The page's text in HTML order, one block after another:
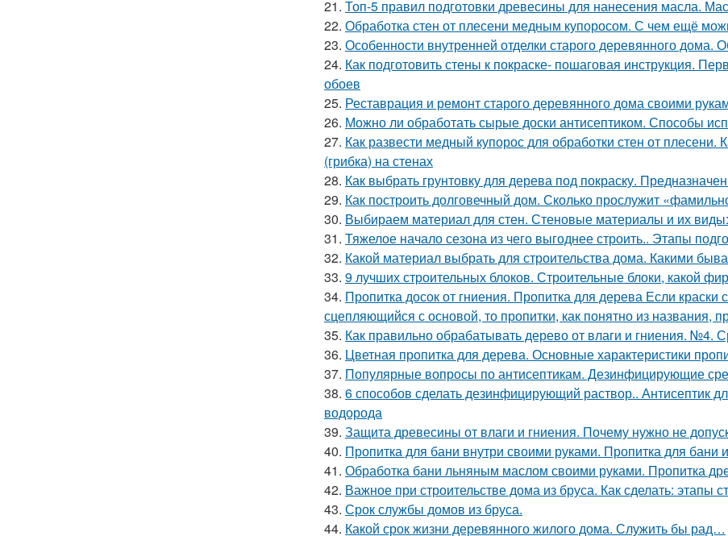
21. Топ-5 правил подготовки древесины для нанесения масла.
22. Обработка стен от плесени медным купоросом. С чем ещё
23. Особенности внутренней отделки старого деревянного дома.
24. Как подготовить стены к покраске- пошаговая инструкция.
обоев
25. Реставрация и ремонт старого деревянного дома своими
26. Можно ли обработать сырые доски антисептиком. Способы
27. Как развести медный купорос для обработки стен от плесени.
(грибка) на стенах
28. Как выбрать грунтовку для дерева под покраску.
29. Как построить долговечный дом. Сколько прослужит
30. Выбираем материал для стен. Стеновые материалы и их
31. Тяжелое начало сезона из чего выгоднее строить.. Этапы
32. Какой материал выбрать для строительства дома. Какими
33. 9 лучших строительных блоков. Строительные блоки, какой
34. Пропитка досок от гниения. Пропитка для дерева Если
сцепляющийся с основой, то пропитки, как понятно из названия,
35. Как правильно обрабатывать дерево от влаги и гниения. №4.
36. Цветная пропитка для дерева. Основные характеристики
37. Популярные вопросы по антисептикам. Дезинфицирующие
38. 6 способов сделать дезинфицирующий раствор.. Антисептик
водорода
39. Защита древесины от влаги и гниения. Почему нужно не
40. Пропитка для бани внутри своими руками. Пропитка для бани
41. Обработка бани льняным маслом своими руками. Пропитка
42. Важное при строительстве дома из бруса. Как сделать: этапы
43. Срок службы домов из бруса.
44. Какой срок жизни деревянного жилого дома. Служить бы рад…